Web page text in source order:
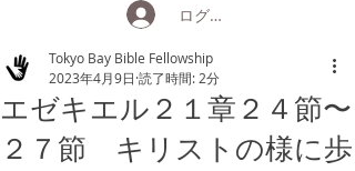
ログイン
エゼキエル２１章２４節〜
２７節 キリストの様に歩
Tokyo Bay Bible Fellowship
2023年4月9日 読了時間: 2分